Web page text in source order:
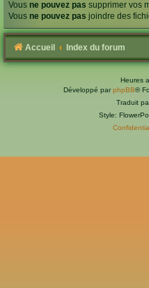
Vous ne pouvez pas supprimer vos
Vous ne pouvez pas joindre des
Accueil Index du forum
Heures
Développé par phpBB®
Traduit
Style: